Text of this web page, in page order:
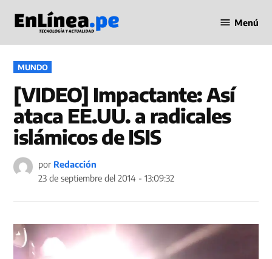
contenido
en Línea
Menú
PUBLICADO
EN
MUNDO
[VIDEO] Impactante: Así
ataca EE.UU. a radicales
islámicos de ISIS
por Redacción
23 de septiembre del 2014 - 13:09:32